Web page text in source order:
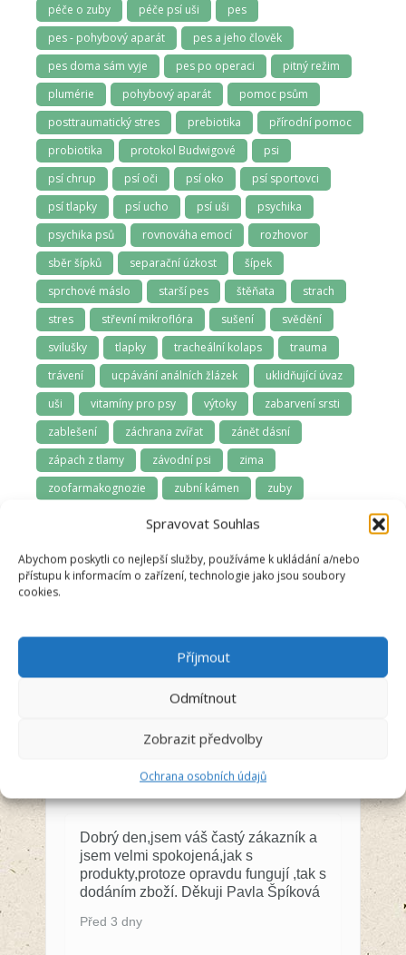
Spravovat Souhlas
Abychom poskytli co nejlepší služby, používáme k ukládání a/nebo
přístupu k informacím o zařízení, technologie jako jsou soubory
cookies.
Příjmout
Odmítnout
Zobrazit předvolby
Ochrana osobních údajů
péče o zuby
péče psí uši
pes
pes - pohybový aparát
pes a jeho člověk
pes doma sám vyje
pes po operaci
pitný režim
plumérie
pohybový aparát
pomoc psům
posttraumatický stres
prebiotika
přírodní pomoc
probiotika
protokol Budwigové
psi
psí chrup
psí oči psí oko
psí sportovci
psí tlapky
psí ucho psí uši
psychika
psychika psů
rovnováha emocí
rozhovor
sběr šípků
separační úzkost
šípek
sprchové máslo
starší pes štěňata
strach
stres
střevní mikroflóra sušení
svědění
svilušky
tlapky tracheální kolaps
trauma
trávení
ucpávání análních žlázek
uklidňující úvaz
uši
vitamíny pro psy výtoky
zabarvení srsti
zablešení
záchrana zvířat
zánět dásní
zápach z tlamy
závodní psi
zima
zoofarmakognozie
zubní kámen
zuby
zúžená průdušnice
Recenzent
5/5
Dobrý den,jsem váš častý zákazník a
jsem velmi spokojená,jak s
produkty,protoze opravdu fungují ,tak s
dodáním zboží. Děkuji Pavla Špíková
Před 3 dny